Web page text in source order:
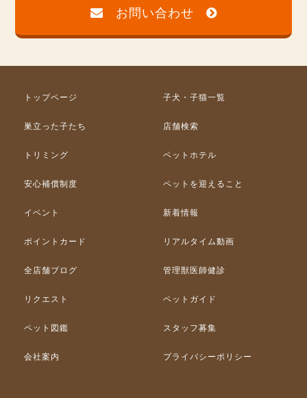
お問い合わせ
トップページ 子犬・子猫一覧
巣立った子たち 店舗検索
トリミング ペットホテル
安心補償制度 ペットを迎えること
イベント 新着情報
ポイントカード リアルタイム動画
全店舗ブログ 管理獣医師健診
リクエスト ペットガイド
ペット図鑑 スタッフ募集
会社案内 プライバシーポリシー